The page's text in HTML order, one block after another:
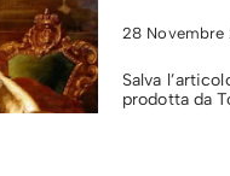
28 Novembre
Salva
prodotta da